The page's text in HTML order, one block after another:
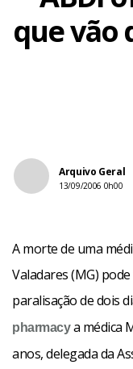
que vão
Arquivo Geral
13/09/2006 0h00
A morte de uma
Valadares (MG)
paralisação de dois
pharmacya médica
anos, delegada da